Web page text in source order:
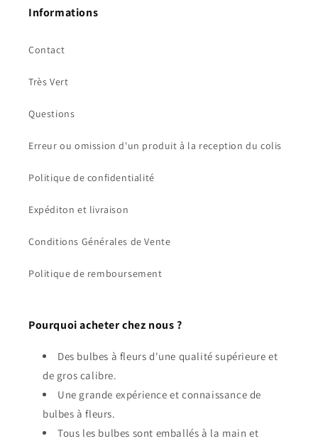
Informations
Contact
Très Vert
Questions
Erreur ou omission d'un produit à la reception du colis
Politique de confidentialité
Expéditon et livraison
Conditions Générales de Vente
Politique de remboursement
Pourquoi acheter chez nous ?
Des bulbes à fleurs d'une qualité supérieure et
de gros calibre.
Une grande expérience et connaissance de
bulbes à fleurs.
Tous les bulbes sont emballés à la main et